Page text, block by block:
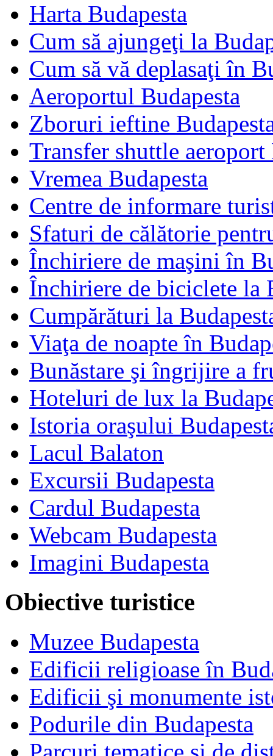
Harta Budapesta
Cum să ajungeţi la
Cum să vă deplasaţi în
Aeroportul Budapesta
Zboruri ieftine
Transfer shuttle aeroport
Vremea Budapesta
Centre de informare
Sfaturi de călătorie
Închiriere de maşini în
Închiriere de biciclete la
Cumpărături la
Viaţa de noapte în
Bunăstare şi îngrijire a
Hoteluri de lux la
Istoria oraşului
Lacul Balaton
Excursii Budapesta
Cardul Budapesta
Webcam Budapesta
Imagini Budapesta
Obiective turistice
Muzee Budapesta
Edificii religioase în
Edificii şi monumente
Podurile din Budapesta